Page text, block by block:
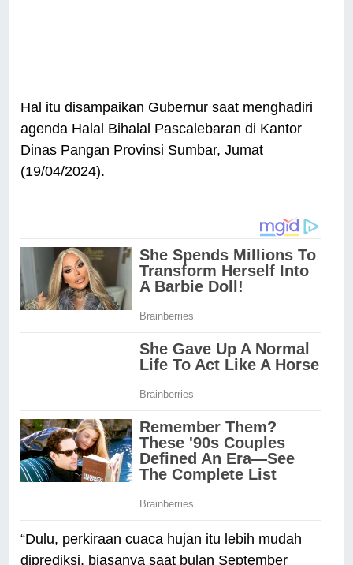
Hal itu disampaikan Gubernur saat menghadiri
agenda Halal Bihalal Pascalebaran di Kantor
Dinas Pangan Provinsi Sumbar, Jumat
(19/04/2024).
“Dulu, perkiraan cuaca hujan itu lebih mudah
diprediksi, biasanya saat bulan September